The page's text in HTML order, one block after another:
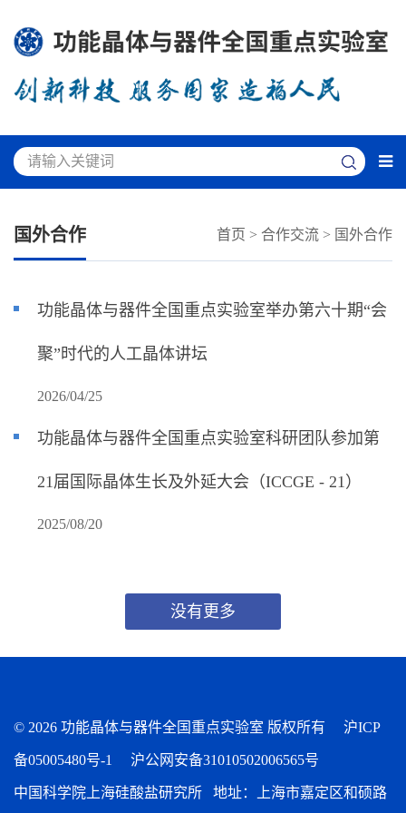
国外合作 首页 > 合作交流 > 国外合作
2026/04/25
功能晶体与器件全国重点实验室举办第六十期“会
聚”时代的人工晶体讲坛
2025/08/20
功能晶体与器件全国重点实验室科研团队参加第
21届国际晶体生长及外延大会（ICCGE - 21）
没有更多
© 2026 功能晶体与器件全国重点实验室 版权所有 沪ICP
备05005480号-1 沪公网安备31010502006565号
中国科学院上海硅酸盐研究所 地址：上海市嘉定区和硕路